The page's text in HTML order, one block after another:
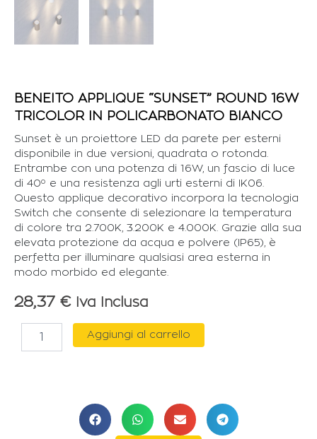
BENEITO APPLIQUE “SUNSET” ROUND 16W
TRICOLOR IN POLICARBONATO BIANCO
Sunset è un proiettore LED da parete per esterni
disponibile in due versioni, quadrata o rotonda.
Entrambe con una potenza di 16W, un fascio di luce
di 40º e una resistenza agli urti esterni di IK06.
Questo applique decorativo incorpora la tecnologia
Switch che consente di selezionare la temperatura
di colore tra 2.700K, 3.200K e 4.000K. Grazie alla sua
elevata protezione da acqua e polvere (IP65), è
perfetta per illuminare qualsiasi area esterna in
modo morbido ed elegante.
28,37 € Iva Inclusa
APPLIQUE
POLICARBONATO
Aggiungi al carrello